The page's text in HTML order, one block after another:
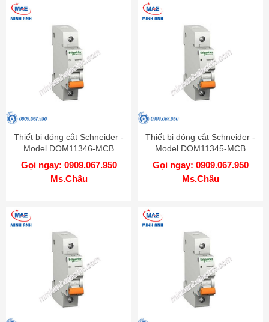
Thiết bị đóng cắt Schneider -
Model DOM11346-MCB
Gọi ngay: 0909.067.950
Ms.Châu
Thiết bị đóng cắt Schneider -
Model DOM11345-MCB
Gọi ngay: 0909.067.950
Ms.Châu